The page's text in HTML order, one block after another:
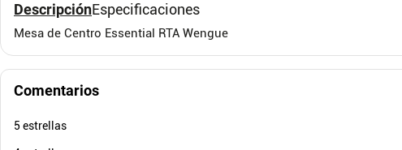
DescripciónEspecificaciones
Mesa de Centro Essential RTA Wengue
Comentarios
5 estrellas